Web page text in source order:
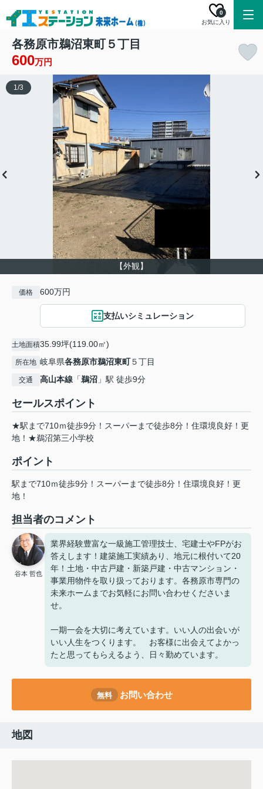
お気に入り
0
各務原市鵜沼東町５丁目
600万円
【外観】
1/3
価格 600万円
支払いシミュレーション
土地面積35.99坪(119.00㎡)
所在地 岐阜県各務原市鵜沼東町５丁目
交通 高山本線 「鵜沼 」駅 徒歩9分
セールスポイント
★駅まで710ｍ徒歩9分！スーパーまで徒歩8分！住環境良好！更
地！★鵜沼第三小学校
ポイント
駅まで710ｍ徒歩9分！スーパーまで徒歩8分！住環境良好！更
地！
担当者のコメント
谷本 哲也
業界経験豊富な一級施工管理技士、宅建士やFPがお
答えします！建築施工実績あり、地元に根付いて20
年！土地・中古戸建・新築戸建・中古マンション・
事業用物件を取り扱っております。各務原市専門の
未来ホームまでお気軽にお問い合わせくださいま
せ。
一期一会を大切に考えています。いい人の出会いが
いい人生をつくります。 お客様に出会えてよかっ
たと思ってもらえるよう、日々勤めています。
無料 お問い合わせ
地図